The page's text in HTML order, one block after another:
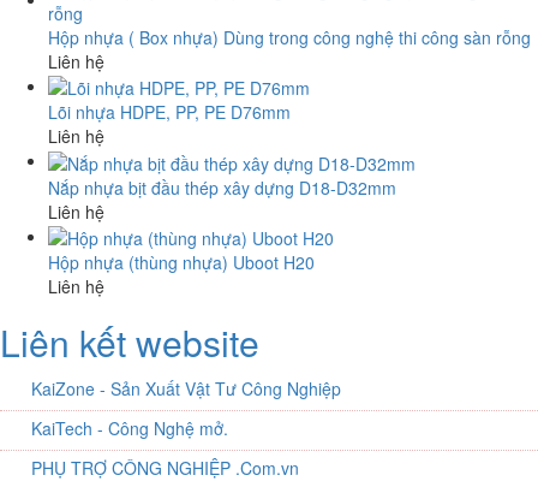
Hộp nhựa ( Box nhựa) Dùng trong công nghệ thi công sàn rỗng
Liên hệ
Lõi nhựa HDPE, PP, PE D76mm
Liên hệ
Nắp nhựa bịt đầu thép xây dựng D18-D32mm
Liên hệ
Hộp nhựa (thùng nhựa) Uboot H20
Liên hệ
Liên kết website
KaiZone - Sản Xuất Vật Tư Công Nghiệp
KaiTech - Công Nghệ mở.
PHỤ TRỢ CÔNG NGHIỆP .Com.vn